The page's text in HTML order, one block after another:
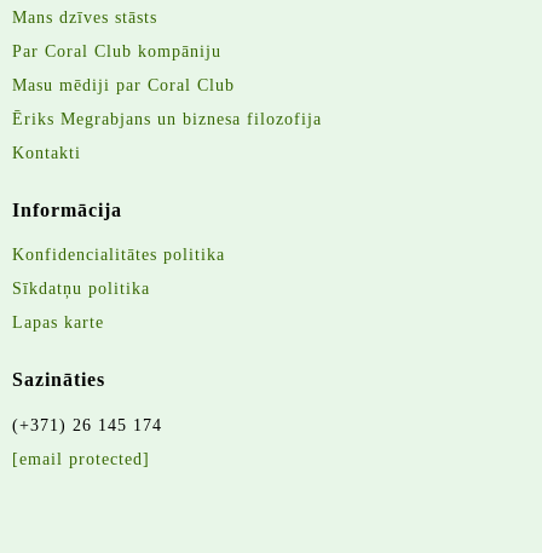
Mans dzīves stāsts
Par Coral Club kompāniju
Masu mēdiji par Coral Club
Ēriks Megrabjans un biznesa filozofija
Kontakti
Informācija
Konfidencialitātes politika
Sīkdatņu politika
Lapas karte
Sazināties
(+371) 26 145 174
[email protected]